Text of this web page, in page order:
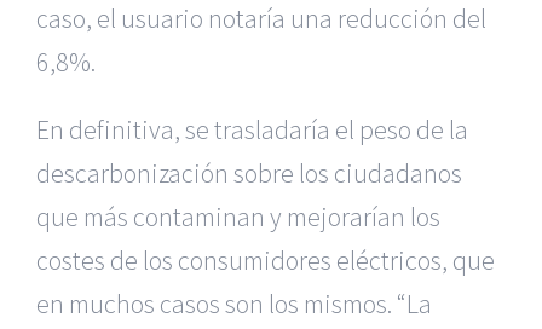
caso, el usuario notaría una reducción del
6,8%.
En definitiva, se trasladaría el peso de la
descarbonización sobre los ciudadanos
que más contaminan y mejorarían los
costes de los consumidores eléctricos, que
en muchos casos son los mismos. “La